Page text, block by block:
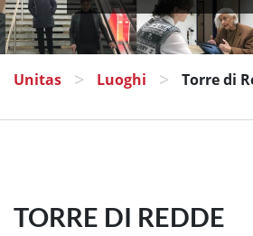
Unitas > Luoghi > Torre di
TORRE DI REDDE